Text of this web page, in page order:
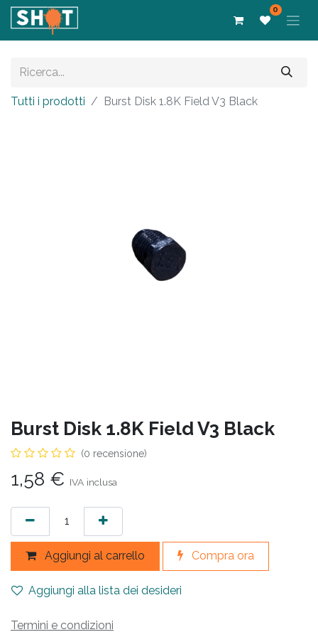
0
Tutti i prodotti Burst Disk 1.8K Field V3 Black
Burst Disk 1.8K Field V3 Black
(0 recensione)
1,58 € IVA inclusa
Aggiungi al carrello Compra ora
Aggiungi alla lista dei desideri
Termini e condizioni